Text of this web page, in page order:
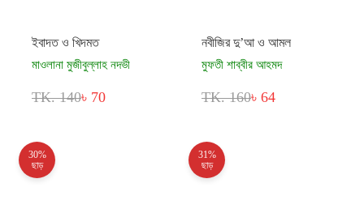
ইবাদত ও খিদমত
মাওলানা মুজীবুল্লাহ নদভী
TK. 140৳ 70
নবীজির দু’আ ও আমল
মুফতী শাব্বীর আহমদ
TK. 160৳ 64
30%
ছাড়
31%
ছাড়